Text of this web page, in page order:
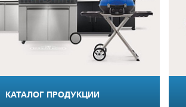
КАТАЛОГ ПРОДУКЦИИ